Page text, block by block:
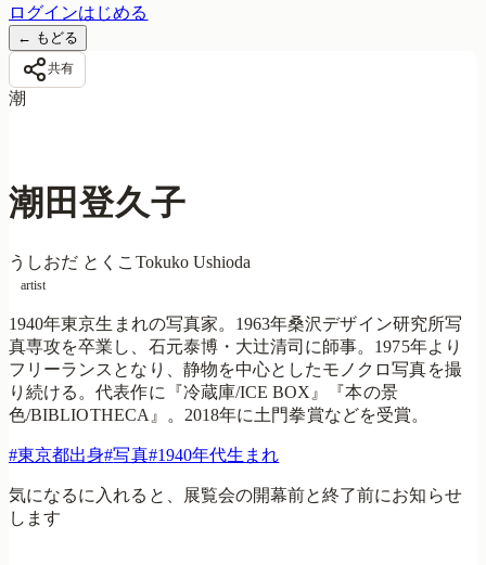
ログインはじめる
← もどる
共有
潮
潮田登久子
うしおだ とくこ Tokuko Ushioda
artist
1940年東京生まれの写真家。1963年桑沢デザイン研究所写
真専攻を卒業し、石元泰博・大辻清司に師事。1975年より
フリーランスとなり、静物を中心としたモノクロ写真を撮
り続ける。代表作に『冷蔵庫/ICE BOX』『本の景
色/BIBLIOTHECA』。2018年に土門拳賞などを受賞。
#東京都出身#写真#1940年代生まれ
気になるに入れると、展覧会の開幕前と終了前にお知らせ
します